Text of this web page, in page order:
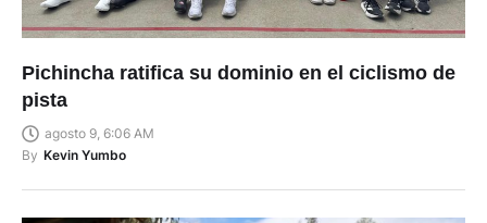
Pichincha ratifica su dominio en el ciclismo de
pista
agosto 9, 6:06 AM
By Kevin Yumbo